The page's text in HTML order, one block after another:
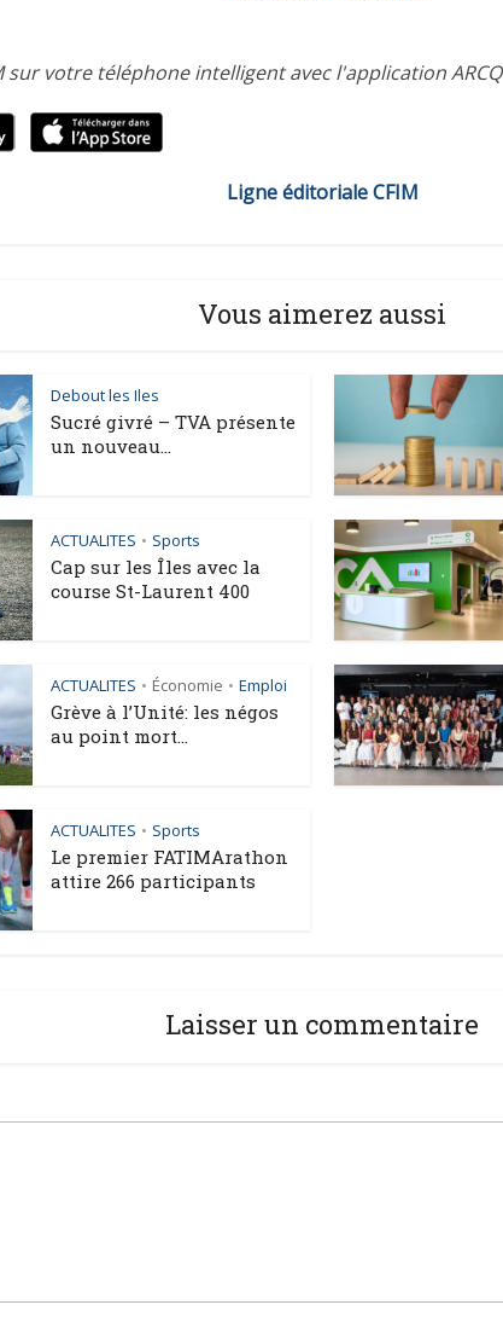
sur votre téléphone intelligent avec l'application ARCQ
Ligne éditoriale CFIM
Vous aimerez aussi
Debout les Iles
Sucré givré – TVA présente
un nouveau...
ACTUALITES • Sports
Cap sur les Îles avec la
course St-Laurent 400
ACTUALITES • Économie • Emploi
Grève à l’Unité: les négos
au point mort...
ACTUALITES • Sports
Le premier FATIMArathon
attire 266 participants
Laisser un commentaire